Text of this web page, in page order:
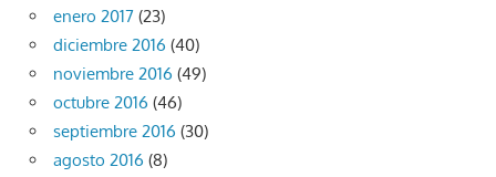
enero 2017 (23)
diciembre 2016 (40)
noviembre 2016 (49)
octubre 2016 (46)
septiembre 2016 (30)
agosto 2016 (8)